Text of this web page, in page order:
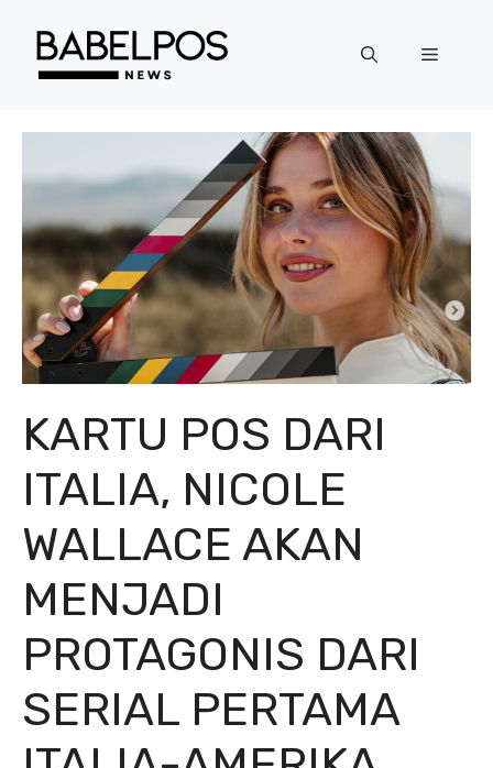
Menu
KARTU POS DARI
ITALIA, NICOLE
WALLACE AKAN
MENJADI
PROTAGONIS DARI
SERIAL PERTAMA